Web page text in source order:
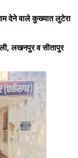
देने वाले कुख्यात लुटेरा
लखनपुर व सीतापुर